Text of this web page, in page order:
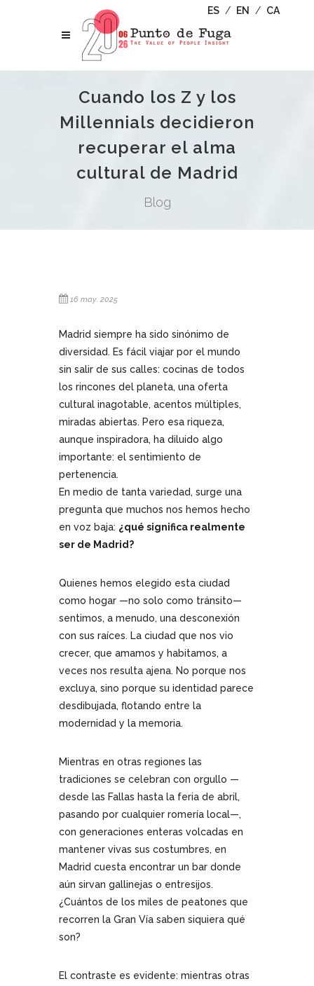
ES / EN / CA
Cuando los Z y los
Millennials decidieron
recuperar el alma
cultural de Madrid
Blog
16 may. 2025
Madrid siempre ha sido sinónimo de
diversidad. Es fácil viajar por el mundo
sin salir de sus calles: cocinas de todos
los rincones del planeta, una oferta
cultural inagotable, acentos múltiples,
miradas abiertas. Pero esa riqueza,
aunque inspiradora, ha diluido algo
importante: el sentimiento de
pertenencia.
En medio de tanta variedad, surge una
pregunta que muchos nos hemos hecho
en voz baja: ¿qué significa realmente
ser de Madrid?
Quienes hemos elegido esta ciudad
como hogar —no solo como tránsito—
sentimos, a menudo, una desconexión
con sus raíces. La ciudad que nos vio
crecer, que amamos y habitamos, a
veces nos resulta ajena. No porque nos
excluya, sino porque su identidad parece
desdibujada, flotando entre la
modernidad y la memoria.
Mientras en otras regiones las
tradiciones se celebran con orgullo —
desde las Fallas hasta la feria de abril,
pasando por cualquier romería local—,
con generaciones enteras volcadas en
mantener vivas sus costumbres, en
Madrid cuesta encontrar un bar donde
aún sirvan gallinejas o entresijos.
¿Cuántos de los miles de peatones que
recorren la Gran Vía saben siquiera qué
son?
El contraste es evidente: mientras otras